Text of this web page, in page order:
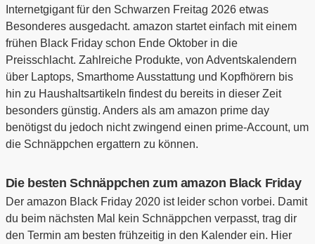
Internetgigant für den Schwarzen Freitag 2026 etwas
Besonderes ausgedacht. amazon startet einfach mit einem
frühen Black Friday schon Ende Oktober in die
Preisschlacht. Zahlreiche Produkte, von Adventskalendern
über Laptops, Smarthome Ausstattung und Kopfhörern bis
hin zu Haushaltsartikeln findest du bereits in dieser Zeit
besonders günstig. Anders als am amazon prime day
benötigst du jedoch nicht zwingend einen prime-Account, um
die Schnäppchen ergattern zu können.
Die besten Schnäppchen zum amazon Black Friday
Der amazon Black Friday 2020 ist leider schon vorbei. Damit
du beim nächsten Mal kein Schnäppchen verpasst, trag dir
den Termin am besten frühzeitig in den Kalender ein. Hier